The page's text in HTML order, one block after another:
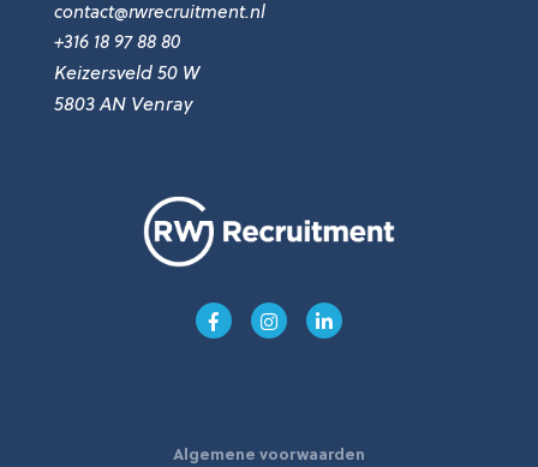
contact@rwrecruitment.nl
+316 18 97 88 80
Keizersveld 50 W
5803 AN Venray
Algemene voorwaarden